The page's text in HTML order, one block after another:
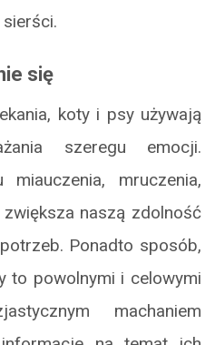
się
koty i psy używają
szeregu emocji.
miauczenia, mruczenia,
naszą zdolność
Ponadto sposób,
to powolnymi i celowymi
machaniem